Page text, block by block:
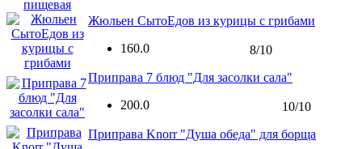
Жюльен СытоЕдов из курицы с грибами
160.0
8/10
Приправа 7 блюд "Для засолки сала"
200.0
10/10
Приправа Knorr "Душа обеда" для борща